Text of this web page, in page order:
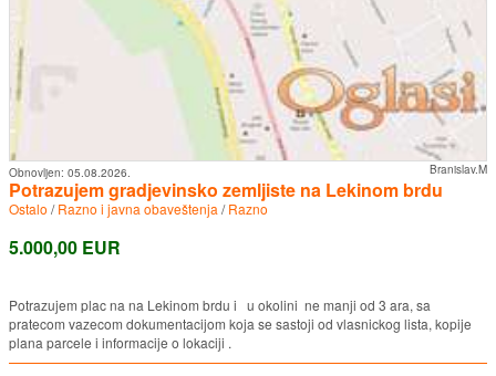
Branislav.M
Obnovljen: 05.08.2026.
Potrazujem gradjevinsko zemljiste na Lekinom brdu
Ostalo /Razno i javna obaveštenja /Razno
5.000,00 EUR
Potrazujem plac na na Lekinom brdu i u okolini ne manji od 3 ara, sa
pratecom vazecom dokumentacijom koja se sastoji od vlasnickog lista, kopije
plana parcele i informacije o lokaciji .